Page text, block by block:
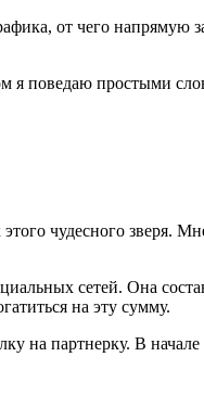
от чего напрямую
я поведаю простыми
чудесного зверя.
сетей. Она
на эту сумму.
на партнерку. В